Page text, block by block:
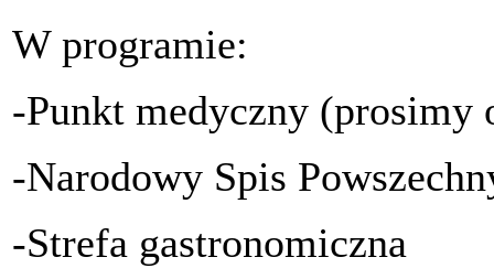
W programie:
-Punkt medyczny (prosimy
-Narodowy Spis
-Strefa gastronomiczna